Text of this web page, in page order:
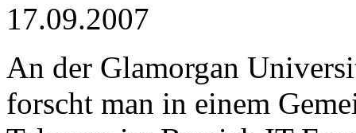
17.09.2007
An der Glamorgan
forscht man in einem